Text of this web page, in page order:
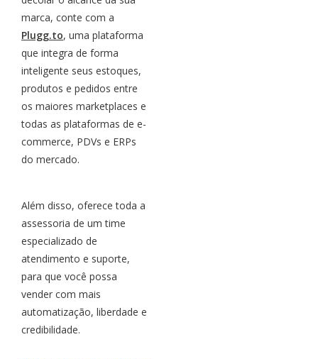
marca, conte com a
Plugg.to, uma plataforma
que integra de forma
inteligente seus estoques,
produtos e pedidos entre
os maiores marketplaces e
todas as plataformas de e-
commerce, PDVs e ERPs
do mercado.
Além disso, oferece toda a
assessoria de um time
especializado de
atendimento e suporte,
para que você possa
vender com mais
automatização, liberdade e
credibilidade.